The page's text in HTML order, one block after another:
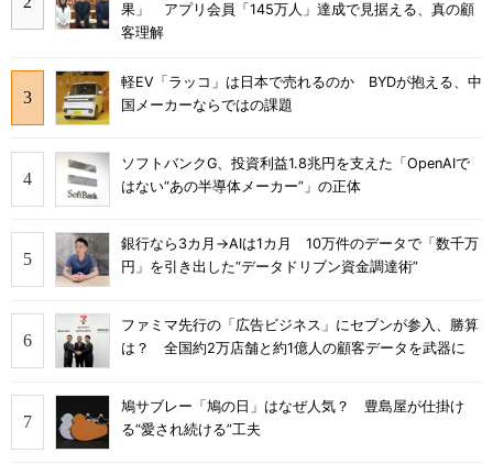
果」 アプリ会員「145万人」達成で見据える、真の顧
客理解
軽EV「ラッコ」は日本で売れるのか BYDが抱える、中
国メーカーならではの課題
ソフトバンクG、投資利益1.8兆円を支えた「OpenAIで
はない“あの半導体メーカー”」の正体
銀行なら3カ月→AIは1カ月 10万件のデータで「数千万
円」を引き出した“データドリブン資金調達術”
ファミマ先行の「広告ビジネス」にセブンが参入、勝算
は？ 全国約2万店舗と約1億人の顧客データを武器に
鳩サブレー「鳩の日」はなぜ人気？ 豊島屋が仕掛け
る“愛され続ける”工夫